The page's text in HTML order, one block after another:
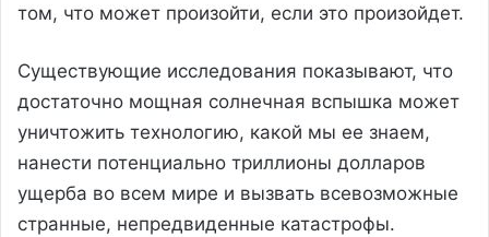
том, что может произойти, если это произойдет.
Существующие исследования показывают, что
достаточно мощная солнечная вспышка может
уничтожить технологию, какой мы ее знаем,
нанести потенциально триллионы долларов
ущерба во всем мире и вызвать всевозможные
странные, непредвиденные катастрофы.